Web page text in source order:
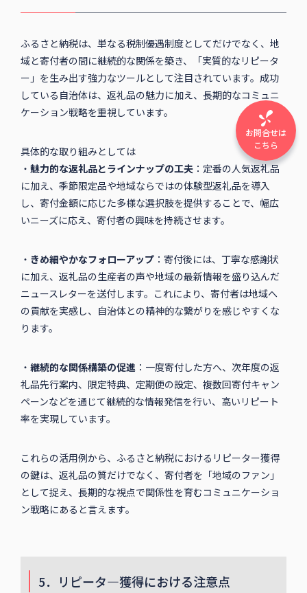
ふるさと納税は、単なる税制優遇制度としてだけでなく、地
域と寄付者の間に継続的な関係を築き、「実質的なリピータ
ー」を生み出す強力なツールとして注目されています。成功
している自治体は、返礼品の魅力に加え、長期的なコミュニ
ケーション戦略を重視しています。
具体的な取り組みとしては
・ 魅力的な返礼品とラインナップの工夫：定番の人気返礼品
に加え、季節限定品や地域ならではの体験型返礼品を導入
し、寄付金額に応じた多様な選択肢を提供することで、幅広
いニーズに応え、寄付者の興味を持続させます。
・ きめ細やかなフォローアップ：寄付後には、丁寧な感謝状
に加え、返礼品の生産者の声や地域の最新情報を盛り込んだ
ニュースレターを送付します。これにより、寄付者は地域へ
の貢献を実感し、自治体との精神的な繋がりを感じやすくな
ります。
・ 継続的な関係構築の促進：一度寄付した方へ、次年度の返
礼品先行案内、限定特典、定期便の設定、複数回寄付キャン
ペーンなどを通じて継続的な情報発信を行い、高いリピート
率を実現しています。
これらの活用例から、ふるさと納税におけるリピーター獲得
の鍵は、返礼品の質だけでなく、寄付者を「地域のファン」
として捉え、長期的な視点で関係性を育むコミュニケーショ
ン戦略にあると言えます。
5．リピータ―獲得における注意点
お問合せは
こちら